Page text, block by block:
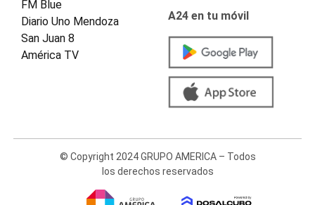
FM Blue
Diario Uno Mendoza
San Juan 8
América TV
A24 en tu móvil
© Copyright 2024 GRUPO AMERICA – Todos
los derechos reservados